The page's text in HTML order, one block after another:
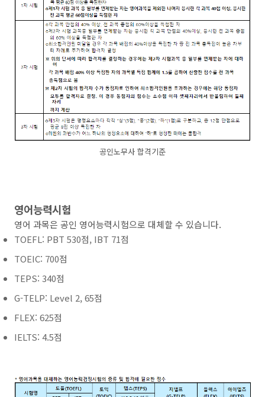
공인노무사 합격기준
영어능력시험
영어 과목은 공인 영어능력시험으로 대체할 수 있습니다.
TOEFL: PBT 530점, IBT 71점
TOEIC: 700점
TEPS: 340점
G-TELP: Level 2, 65점
FLEX: 625점
IELTS: 4.5점